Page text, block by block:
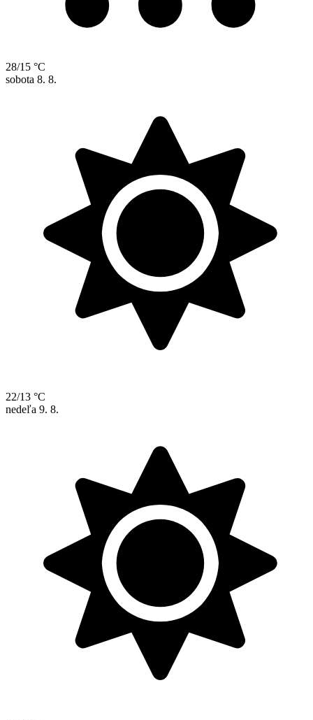
28/15 °C
sobota 8. 8.
22/13 °C
nedeľa 9. 8.